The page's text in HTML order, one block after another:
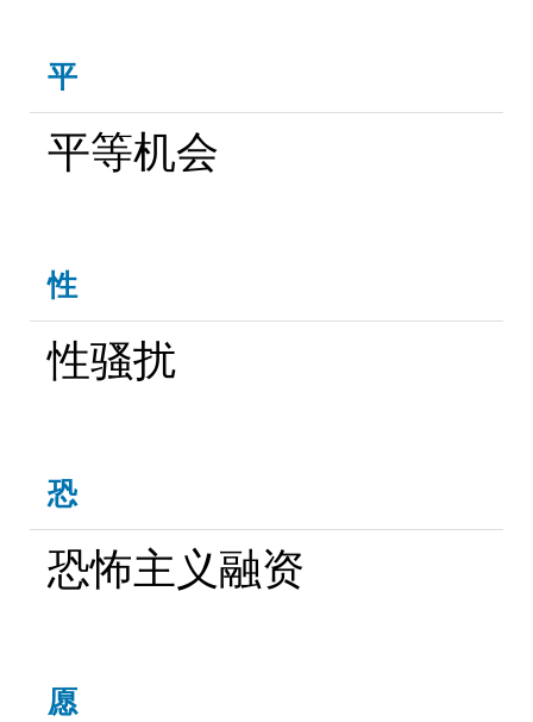
平
平等机会
性
性骚扰
恐
恐怖主义融资
愿